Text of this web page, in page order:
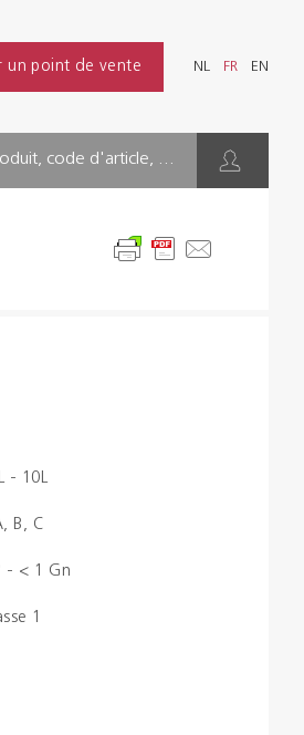
un point de vente NL FR EN
code d'article, ...
- 10L
B, C
- < 1 Gn
1
Chercher
INDUSTRIE
BÂTIMENT
Références